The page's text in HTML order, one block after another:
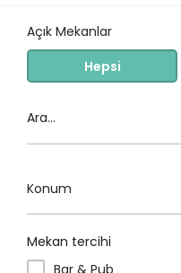
Açık Mekanlar
Hepsi
Ara...
Konum
Mekan tercihi
Bar & Pub